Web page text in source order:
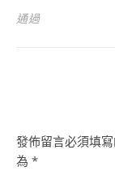
通過
發佈留言必須填
為 *